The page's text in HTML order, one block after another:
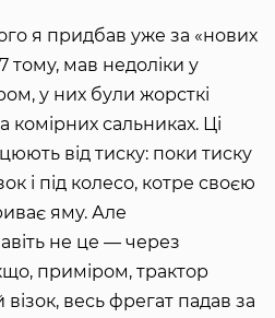
я придбав уже за «нових
тому, мав недоліки у
у них були жорсткі
комірних сальниках. Ці
від тиску: поки тиску
і під колесо, котре своєю
яму. Але
не це — через
приміром, трактор
весь фрегат падав за